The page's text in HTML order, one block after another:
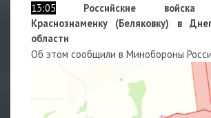
13:05
Российские войска
Краснознаменку (Беляковку) в
области
Об этом сообщили в Минобороны